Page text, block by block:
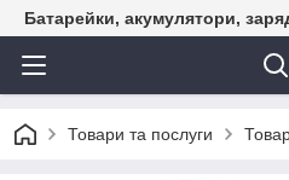
Батарейки, акумулятори,
Товари та послуги